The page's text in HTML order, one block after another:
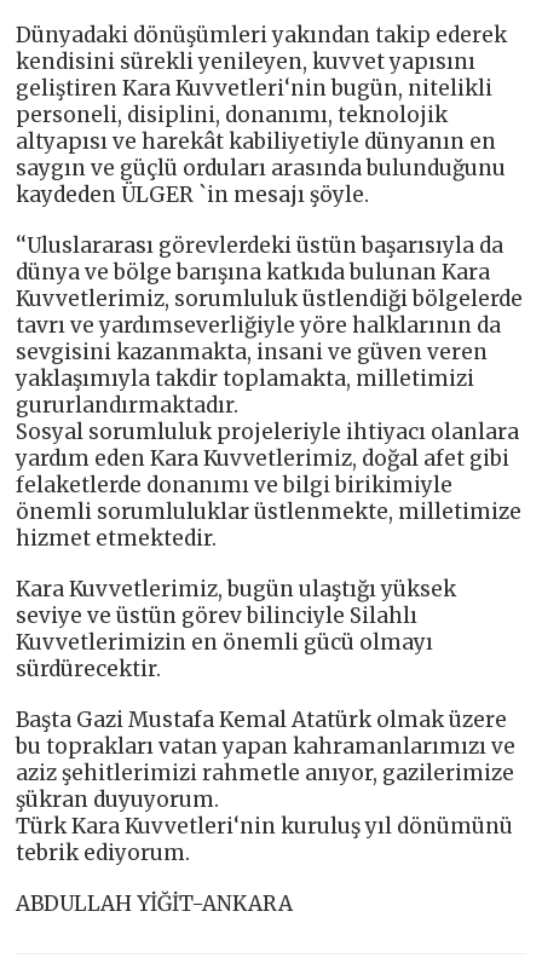
Dünyadaki dönüşümleri yakından takip ederek
kendisini sürekli yenileyen, kuvvet yapısını
geliştiren Kara Kuvvetleri‘nin bugün, nitelikli
personeli, disiplini, donanımı, teknolojik
altyapısı ve harekât kabiliyetiyle dünyanın en
saygın ve güçlü orduları arasında bulunduğunu
kaydeden ÜLGER `in mesajı şöyle.
‘‘Uluslararası görevlerdeki üstün başarısıyla da
dünya ve bölge barışına katkıda bulunan Kara
Kuvvetlerimiz, sorumluluk üstlendiği bölgelerde
tavrı ve yardımseverliğiyle yöre halklarının da
sevgisini kazanmakta, insani ve güven veren
yaklaşımıyla takdir toplamakta, milletimizi
gururlandırmaktadır.
Sosyal sorumluluk projeleriyle ihtiyacı olanlara
yardım eden Kara Kuvvetlerimiz, doğal afet gibi
felaketlerde donanımı ve bilgi birikimiyle
önemli sorumluluklar üstlenmekte, milletimize
hizmet etmektedir.
Kara Kuvvetlerimiz, bugün ulaştığı yüksek
seviye ve üstün görev bilinciyle Silahlı
Kuvvetlerimizin en önemli gücü olmayı
sürdürecektir.
Başta Gazi Mustafa Kemal Atatürk olmak üzere
bu toprakları vatan yapan kahramanlarımızı ve
aziz şehitlerimizi rahmetle anıyor, gazilerimize
şükran duyuyorum.
Türk Kara Kuvvetleri‘nin kuruluş yıl dönümünü
tebrik ediyorum.
ABDULLAH YİĞİT-ANKARA